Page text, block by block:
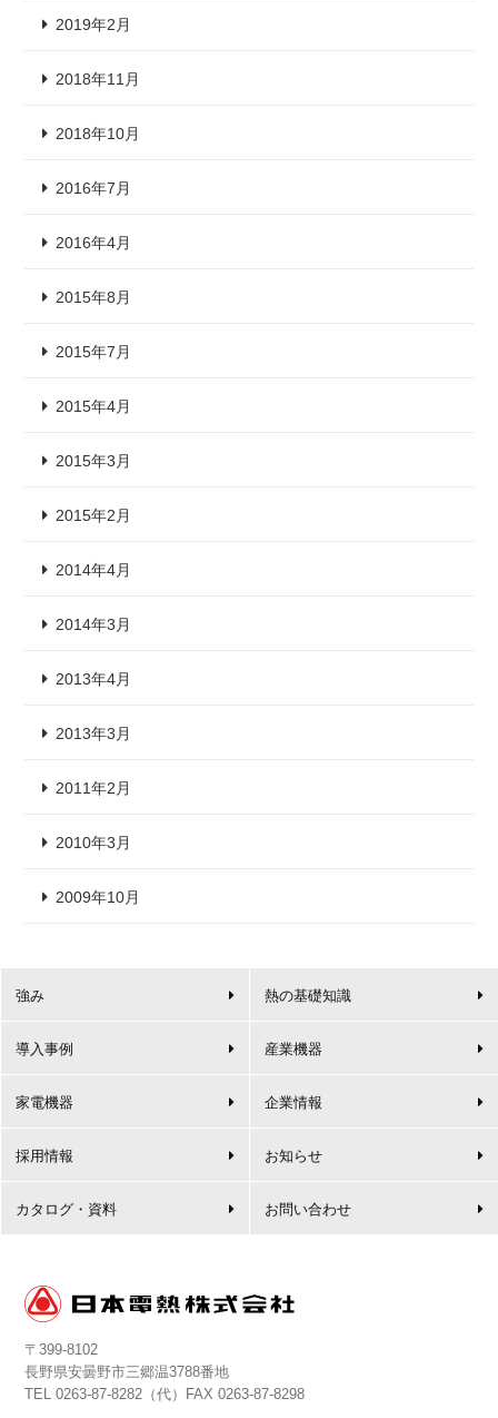
2019年2月
2018年11月
2018年10月
2016年7月
2016年4月
2015年8月
2015年7月
2015年4月
2015年3月
2015年2月
2014年4月
2014年3月
2013年4月
2013年3月
2011年2月
2010年3月
2009年10月
強み 熱の基礎知識
導入事例 産業機器
家電機器 企業情報
採用情報 お知らせ
カタログ・資料 お問い合わせ
〒399-8102
長野県安曇野市三郷温3788番地
TEL0263-87-8282 （代）FAX 0263-87-8298